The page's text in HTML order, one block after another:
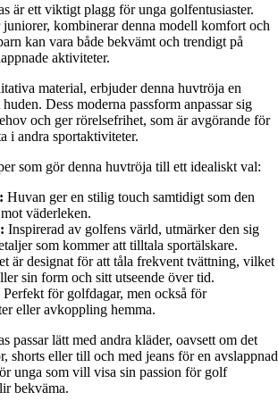
är ett viktigt plagg för unga golfentusiaster.
kombinerar denna modell komfort och
kan vara både bekvämt och trendigt på
aktiviteter.
material, erbjuder denna huvtröja en
Dess moderna passform anpassar sig
och ger rörelsefrihet, som är avgörande för
i andra sportaktiviteter.
som gör denna huvtröja till ett idealiskt val:
Huvan ger en stilig touch samtidigt som den
väderleken.
Inspirerad av golfens värld, utmärker den sig
som kommer att tilltala sportälskare.
är designat för att tåla frekvent tvättning, vilket
sin form och sitt utseende över tid.
Perfekt för golfdagar, men också för
eller avkoppling hemma.
passar lätt med andra kläder, oavsett om det
shorts eller till och med jeans för en avslappnad
unga som vill visa sin passion för golf
bekväma.